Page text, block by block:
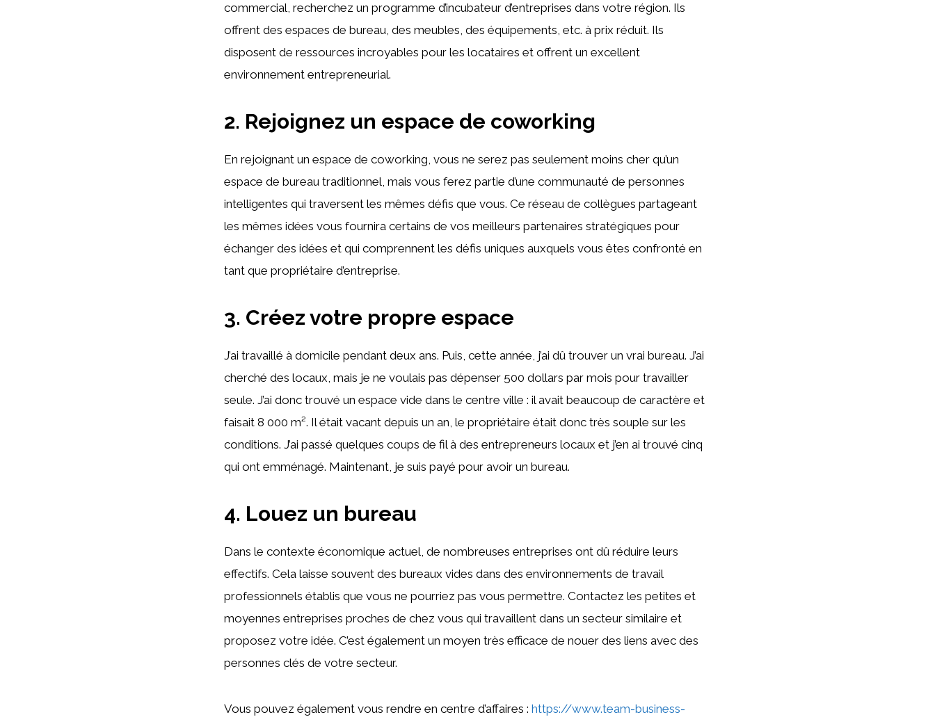
commercial, recherchez un programme d’incubateur d’entreprises dans votre région. Ils
offrent des espaces de bureau, des meubles, des équipements, etc. à prix réduit. Ils
disposent de ressources incroyables pour les locataires et offrent un excellent
environnement entrepreneurial.
2. Rejoignez un espace de coworking
En rejoignant un espace de coworking, vous ne serez pas seulement moins cher qu’un
espace de bureau traditionnel, mais vous ferez partie d’une communauté de personnes
intelligentes qui traversent les mêmes défis que vous. Ce réseau de collègues partageant
les mêmes idées vous fournira certains de vos meilleurs partenaires stratégiques pour
échanger des idées et qui comprennent les défis uniques auxquels vous êtes confronté en
tant que propriétaire d’entreprise.
3. Créez votre propre espace
J’ai travaillé à domicile pendant deux ans. Puis, cette année, j’ai dû trouver un vrai bureau. J’ai
cherché des locaux, mais je ne voulais pas dépenser 500 dollars par mois pour travailler
seule. J’ai donc trouvé un espace vide dans le centre ville : il avait beaucoup de caractère et
faisait 8 000 m². Il était vacant depuis un an, le propriétaire était donc très souple sur les
conditions. J’ai passé quelques coups de fil à des entrepreneurs locaux et j’en ai trouvé cinq
qui ont emménagé. Maintenant, je suis payé pour avoir un bureau.
4. Louez un bureau
Dans le contexte économique actuel, de nombreuses entreprises ont dû réduire leurs
effectifs. Cela laisse souvent des bureaux vides dans des environnements de travail
professionnels établis que vous ne pourriez pas vous permettre. Contactez les petites et
moyennes entreprises proches de chez vous qui travaillent dans un secteur similaire et
proposez votre idée. C’est également un moyen très efficace de nouer des liens avec des
personnes clés de votre secteur.
Vous pouvez également vous rendre en centre d’affaires : https://www.team-business-